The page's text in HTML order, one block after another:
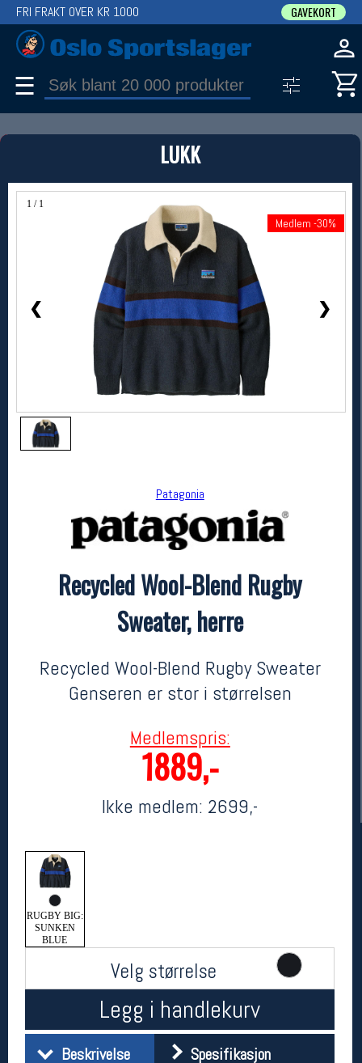
LUKK
1 / 1
❮ ❯
Medlem -30%
Patagonia
Recycled Wool-Blend Rugby
Sweater, herre
Recycled Wool-Blend Rugby Sweater
Genseren er stor i størrelsen
Medlemspris:
1889,-
Ikke medlem: 2699,-
RUGBY BIG:
SUNKEN
BLUE
Velg størrelse
Legg i handlekurv
Beskrivelse Spesifikasjon
FRI FRAKT OVER KR 1000 GAVEKORT
☰
PRODUKT
Produkter (1)
Bruk filter til å spisse søket
Patagonia
Recycled Wool-Blend Rugby Sweater, herre
2699,- MEDLEM:1889,-
Her finner du oss
Oslo Sportslager
Telefon: 23 32 62 00
(telefontid man-fredag klokken 10-13)
Om oss
Kontakt oss